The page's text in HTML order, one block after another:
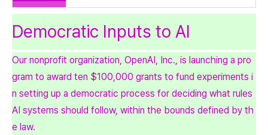
Democratic Inputs to AI
Our nonprofit organization, OpenAI, Inc., is launching a pro
gram to award ten $100,000 grants to fund experiments i
n setting up a democratic process for deciding what rules
AI systems should follow, within the bounds defined by th
e law.